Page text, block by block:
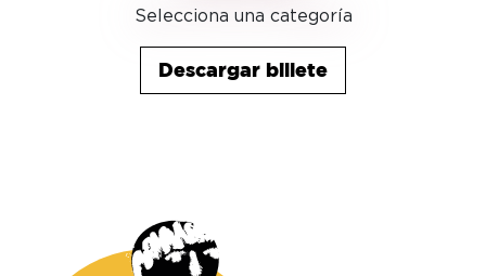
Selecciona una categoría
Descargar billete